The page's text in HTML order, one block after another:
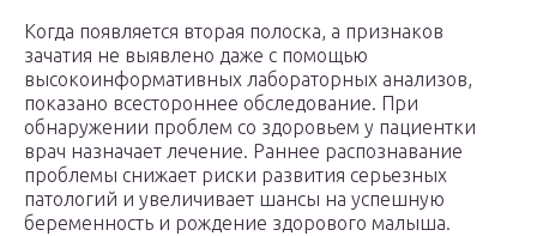
Когда появляется вторая полоска, а признаков
зачатия не выявлено даже с помощью
высокоинформативных лабораторных анализов,
показано всестороннее обследование. При
обнаружении проблем со здоровьем у пациентки
врач назначает лечение. Раннее распознавание
проблемы снижает риски развития серьезных
патологий и увеличивает шансы на успешную
беременность и рождение здорового малыша.